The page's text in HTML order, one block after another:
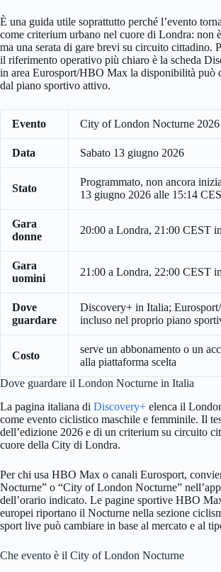
È una guida utile soprattutto perché l’evento
come criterium urbano nel cuore di Londra: non
ma una serata di gare brevi su circuito cittadino.
il riferimento operativo più chiaro è la scheda
in area Eurosport/HBO Max la disponibilità può
dal piano sportivo attivo.
Evento City of London Nocturne 2026
Data Sabato 13 giugno 2026
Stato
Programmato, non ancora
13 giugno 2026 alle 15:14
Gara
donne
20:00 a Londra, 21:00 CEST
Gara
uomini
21:00 a Londra, 22:00 CEST
Dove
guardare
Discovery+ in Italia;
incluso nel proprio piano
Costo
serve un abbonamento o un
alla piattaforma scelta
Dove guardare il London Nocturne in Italia
La pagina italiana di Discovery+ elenca il
come evento ciclistico maschile e femminile. Il
dell’edizione 2026 e di un criterium su circuito
cuore della City di Londra.
Per chi usa HBO Max o canali Eurosport,
Nocturne” o “City of London Nocturne”
dell’orario indicato. Le pagine sportive HBO
europei riportano il Nocturne nella sezione
sport live può cambiare in base al mercato e al
Che evento è il City of London Nocturne